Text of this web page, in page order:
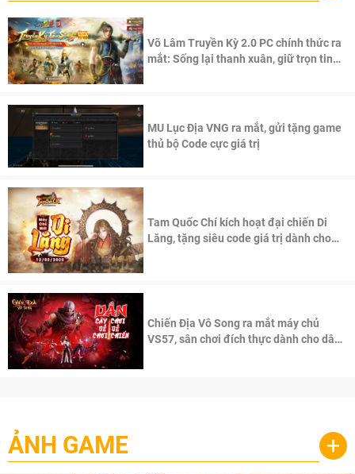
Võ Lâm Truyền Kỳ 2.0 PC chính thức ra
mắt: Sống lại thanh xuân, giữ trọn tinh
MU Lục Địa VNG ra mắt, gửi tặng game
thủ bộ Code cực giá trị
Tam Quốc Chí kích hoạt đại chiến Di
Lăng, tặng siêu code giá trị dành cho
Chiến Địa Vô Song ra mắt máy chủ
VS57, sân chơi đích thực dành cho dân
ẢNH GAME +